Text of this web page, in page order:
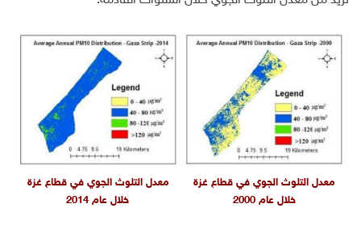
معدل التلوث الجوي في قطاع غزة
خلال عام 2000
معدل التلوث الجوي في قطاع غزة
خلال عام 2014